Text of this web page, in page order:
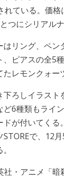
れている。価
つにシリアル
はリング、ペン
、ピアスの全5
レモンクォー
下ろしイラス
ど6種類もライ
ドが付いてく
で、12
社・アニメ「